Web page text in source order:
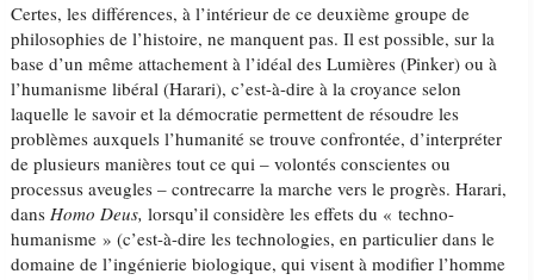
Certes, les différences, à l’intérieur de ce deuxième groupe de
philosophies de l’histoire, ne manquent pas. Il est possible, sur la
base d’un même attachement à l’idéal des Lumières (Pinker) ou à
l’humanisme libéral (Harari), c’est-à-dire à la croyance selon
laquelle le savoir et la démocratie permettent de résoudre les
problèmes auxquels l’humanité se trouve confrontée, d’interpréter
de plusieurs manières tout ce qui – volontés conscientes ou
processus aveugles – contrecarre la marche vers le progrès. Harari,
dansHomo Deus, lorsqu’il considère les effets du « techno-
humanisme » (c’est-à-dire les technologies, en particulier dans le
domaine de l’ingénierie biologique, qui visent à modifier l’homme